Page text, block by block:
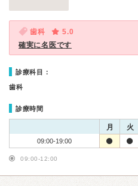
歯科
5.0
確実に名医です
診療科目：
歯科
診療時間
月 火
09:00-19:00
09:00-12:00